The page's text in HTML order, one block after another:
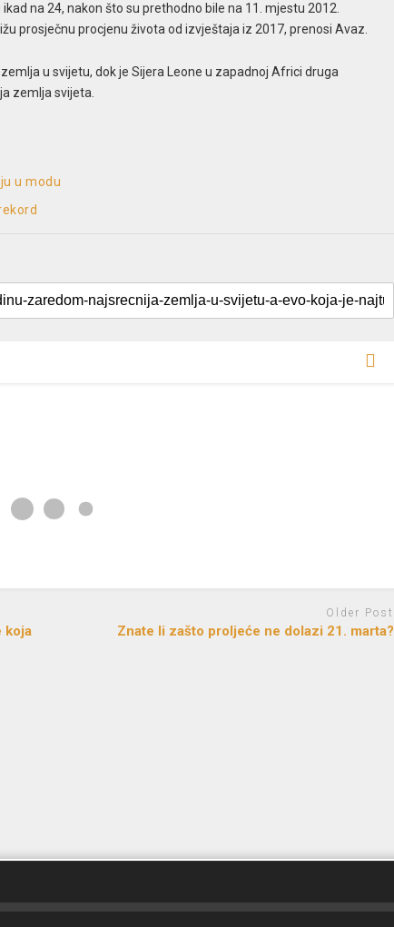
na 24, nakon što su prethodno bile na 11. mjestu 2012.
prosječnu procjenu života od izvještaja iz 2017, prenosi Avaz.
u svijetu, dok je Sijera Leone u zapadnoj Africi druga
zemlja svijeta.
u modu
koja
Older Post
Znate li zašto proljeće ne dolazi 21. marta?